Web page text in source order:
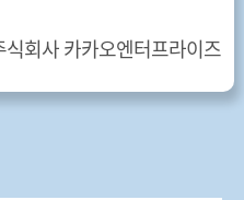
식회사 카카오엔터프라이즈